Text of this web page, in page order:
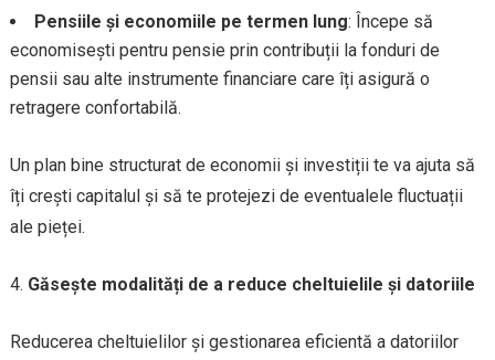
Pensiile și economiile pe termen lung: Începe să
economisești pentru pensie prin contribuții la fonduri de
pensii sau alte instrumente financiare care îți asigură o
retragere confortabilă.
Un plan bine structurat de economii și investiții te va ajuta să
îți crești capitalul și să te protejezi de eventualele fluctuații
ale pieței.
Găsește modalități de a reduce cheltuielile și datoriile
Reducerea cheltuielilor și gestionarea eficientă a datoriilor